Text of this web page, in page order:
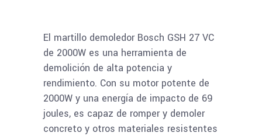
El martillo demoledor Bosch GSH 27 VC
de 2000W es una herramienta de
demolición de alta potencia y
rendimiento. Con su motor potente de
2000W y una energía de impacto de 69
joules, es capaz de romper y demoler
concreto y otros materiales resistentes